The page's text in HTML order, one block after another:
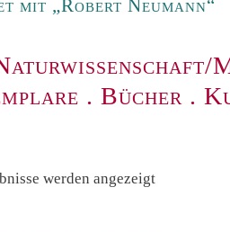
„Robert Neumann“
. Bücher .
werden angezeigtNach